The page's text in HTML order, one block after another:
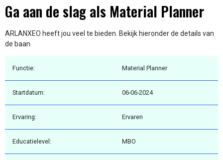
Ga aan de slag als Material Planner
ARLANXEO heeft jou veel te bieden. Bekijk hieronder de details van
de baan
Functie: Material Planner
Startdatum: 06-06-2024
Ervaring: Ervaren
Educatielevel: MBO